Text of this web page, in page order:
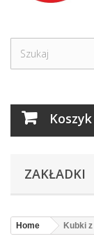
Koszyk
ZAKŁADKI
Home Kubki